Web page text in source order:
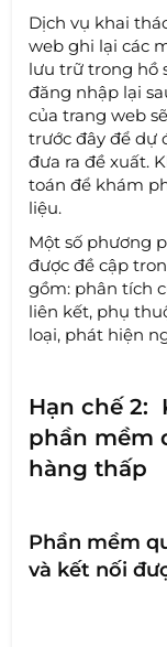
Dịch vụ khai
web ghi lại các
lưu trữ trong hồ
đăng nhập lại
của trang web
trước đây để dự
đưa ra đề xuất.
toán để khám
liệu.
Một số phương
được đề cập
gồm: phân tích
liên kết, phụ
loại, phát hiện
Hạn chế 2:
phần mềm
hàng thấp
Phần mềm
và kết nối